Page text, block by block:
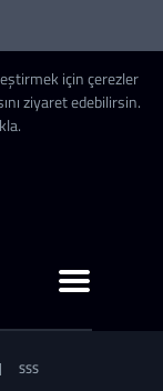
için çerezler
ziyaret edebilirsin.
SSS